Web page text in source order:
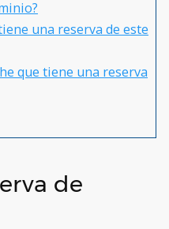
una reserva de este
que tiene una reserva
de